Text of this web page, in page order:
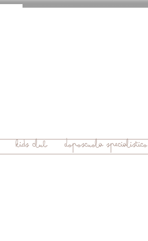
kids club Doposcuola specialistico